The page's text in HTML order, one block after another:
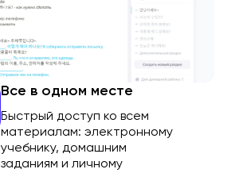
Все в одном месте
Быстрый доступ ко всем
материалам: электронному
учебнику, домашним
заданиям и личному